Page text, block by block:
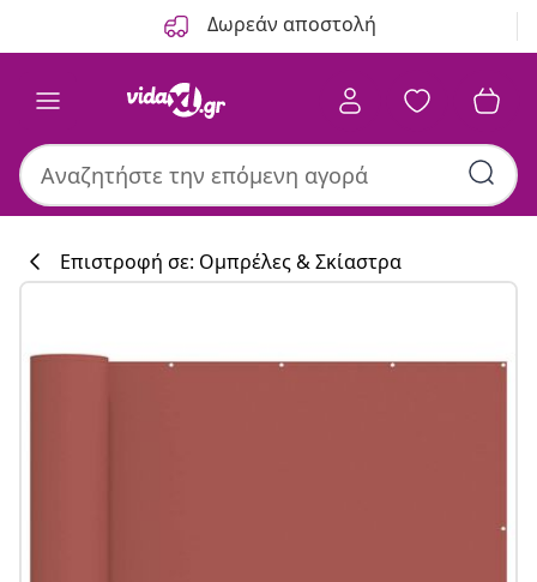
Δωρεάν αποστολή
Επιστροφή σε: Ομπρέλες & Σκίαστρα